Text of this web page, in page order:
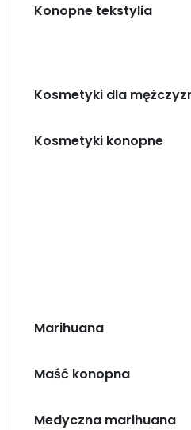
Konopne tekstylia
Kosmetyki dla
Kosmetyki konopne
Marihuana
Maść konopna
Medyczna marihuana